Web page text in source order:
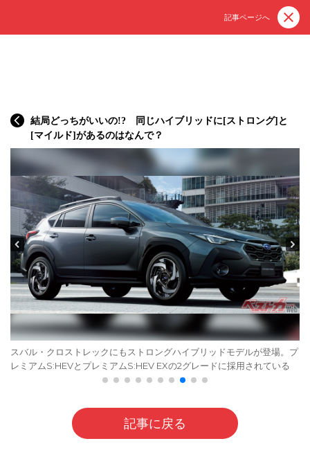
記事ページへ
結局どっちがいいの!? 同じハイブリッドに[ストロング]と
[マイルド]があるのはなんで？
スバル・クロストレックにもストロングハイブリッドモデルが登場。プ
レミアムS:HEVとプレミアムS:HEV EXの2グレードに採用されている
記事に戻る